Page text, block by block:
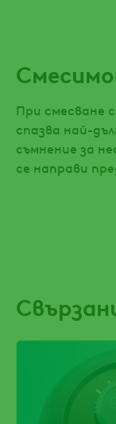
При смесване
спазва най-
съмнение за
се направи